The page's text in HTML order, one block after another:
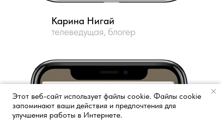
Карина Нигай
телеведущая, блогер
Этот веб-сайт использует файлы cookie. Файлы cookie
запоминают ваши действия и предпочтения для
улучшения работы в Интернете.